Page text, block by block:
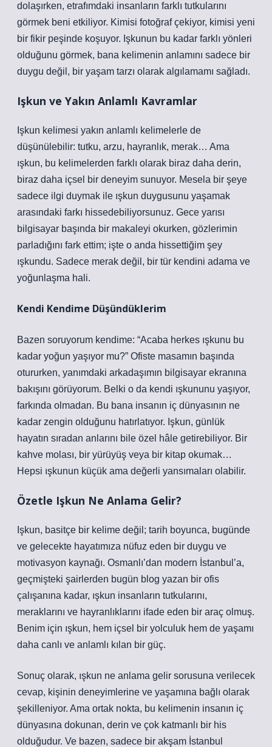
dolaşırken, etrafımdaki insanların farklı tutkularını
görmek beni etkiliyor. Kimisi fotoğraf çekiyor, kimisi yeni
bir fikir peşinde koşuyor. Işkunun bu kadar farklı yönleri
olduğunu görmek, bana kelimenin anlamını sadece bir
duygu değil, bir yaşam tarzı olarak algılamamı sağladı.
Işkun ve Yakın Anlamlı Kavramlar
Işkun kelimesi yakın anlamlı kelimelerle de
düşünülebilir: tutku, arzu, hayranlık, merak… Ama
ışkun, bu kelimelerden farklı olarak biraz daha derin,
biraz daha içsel bir deneyim sunuyor. Mesela bir şeye
sadece ilgi duymak ile ışkun duygusunu yaşamak
arasındaki farkı hissedebiliyorsunuz. Gece yarısı
bilgisayar başında bir makaleyi okurken, gözlerimin
parladığını fark ettim; işte o anda hissettiğim şey
ışkundu. Sadece merak değil, bir tür kendini adama ve
yoğunlaşma hali.
Kendi Kendime Düşündüklerim
Bazen soruyorum kendime: “Acaba herkes ışkunu bu
kadar yoğun yaşıyor mu?” Ofiste masamın başında
otururken, yanımdaki arkadaşımın bilgisayar ekranına
bakışını görüyorum. Belki o da kendi ışkununu yaşıyor,
farkında olmadan. Bu bana insanın iç dünyasının ne
kadar zengin olduğunu hatırlatıyor. Işkun, günlük
hayatın sıradan anlarını bile özel hâle getirebiliyor. Bir
kahve molası, bir yürüyüş veya bir kitap okumak…
Hepsi ışkunun küçük ama değerli yansımaları olabilir.
Özetle Işkun Ne Anlama Gelir?
Işkun, basitçe bir kelime değil; tarih boyunca, bugünde
ve gelecekte hayatımıza nüfuz eden bir duygu ve
motivasyon kaynağı. Osmanlı’dan modern İstanbul’a,
geçmişteki şairlerden bugün blog yazan bir ofis
çalışanına kadar, ışkun insanların tutkularını,
meraklarını ve hayranlıklarını ifade eden bir araç olmuş.
Benim için ışkun, hem içsel bir yolculuk hem de yaşamı
daha canlı ve anlamlı kılan bir güç.
Sonuç olarak, ışkun ne anlama gelir sorusuna verilecek
cevap, kişinin deneyimlerine ve yaşamına bağlı olarak
şekilleniyor. Ama ortak nokta, bu kelimenin insanın iç
dünyasına dokunan, derin ve çok katmanlı bir his
olduğudur. Ve bazen, sadece bir akşam İstanbul